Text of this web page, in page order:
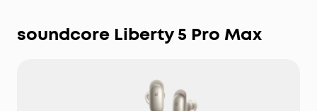
soundcore Liberty 5 Pro Max